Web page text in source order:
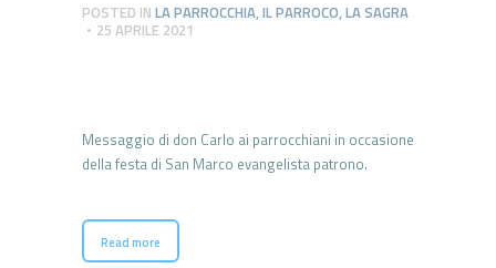
POSTED IN LA PARROCCHIA,IL PARROCO,LA SAGRA
25 APRILE 2021
Messaggio di don Carlo ai parrocchiani in occasione
della festa di San Marco evangelista patrono.
Read more